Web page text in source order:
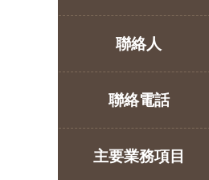
聯絡人
聯絡電話
主要業務項目